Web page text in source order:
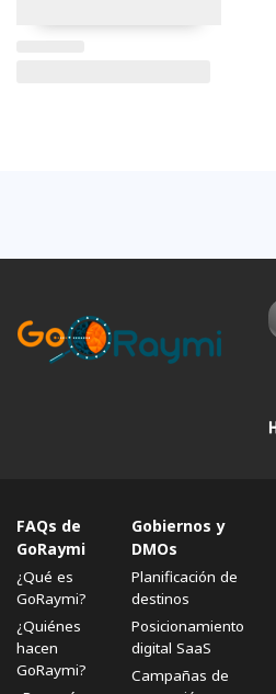
FAQs de
GoRaymi
¿Qué es
GoRaymi?
¿Quiénes
hacen
GoRaymi?
Gobiernos y
DMOs
Planificación de
destinos
Posicionamiento
digital SaaS
Campañas de